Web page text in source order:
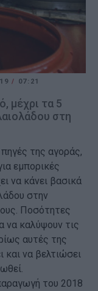
/ 07:21
μέχρι τα 5
στη
της αγοράς,
εμπορικές
να κάνει βασικά
στην
Ποσότητες
να καλύψουν τις
αυτές της
και να βελτιώσει
του 2018